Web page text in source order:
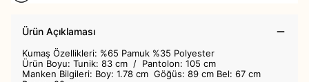
Ürün Açıklaması
​Kumaş Özellikleri: %65 Pamuk %35 Polyester
Ürün Boyu: Tunik: 83 cm / Pantolon: 105 cm
Manken Bilgileri: Boy: 1.78 cm Göğüs: 89 cm Bel: 67 cm